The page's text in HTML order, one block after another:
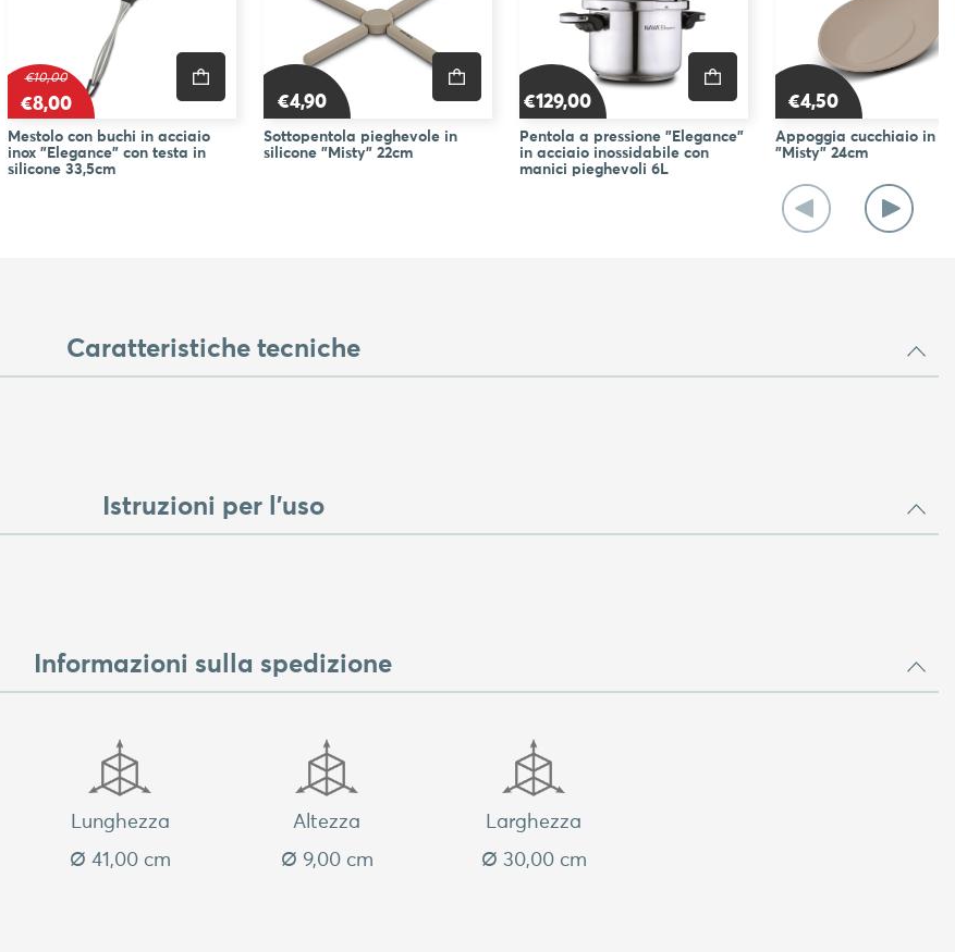
€10,00
€8,00
Mestolo con buchi in acciaio
inox "Elegance" con testa in
silicone 33,5cm
€4,90
Sottopentola pieghevole in
silicone "Misty" 22cm
€129,00
Pentola a pressione "Elegance"
in acciaio inossidabile con
manici pieghevoli 6L
€4,50
Appoggia cucchiaio in
"Misty" 24cm
Caratteristiche tecniche
Istruzioni per l'uso
Informazioni sulla spedizione
Lunghezza
Ø 41,00 cm
Altezza
Ø 9,00 cm
Larghezza
Ø 30,00 cm